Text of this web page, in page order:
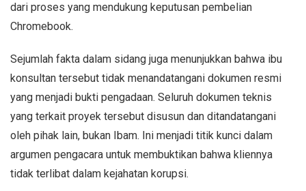
dari proses yang mendukung keputusan pembelian
Chromebook.
Sejumlah fakta dalam sidang juga menunjukkan bahwa ibu
konsultan tersebut tidak menandatangani dokumen resmi
yang menjadi bukti pengadaan. Seluruh dokumen teknis
yang terkait proyek tersebut disusun dan ditandatangani
oleh pihak lain, bukan Ibam. Ini menjadi titik kunci dalam
argumen pengacara untuk membuktikan bahwa kliennya
tidak terlibat dalam kejahatan korupsi.